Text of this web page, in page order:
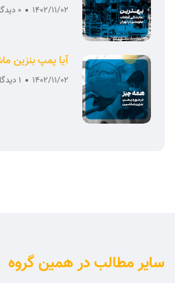
1402/11/02 0 دیدگاه
آیا پمپ بنزین
1402/11/02 1 دیدگاه
سایر مطالب در همین گروه